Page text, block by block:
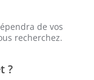
de vos
recherchez.
?